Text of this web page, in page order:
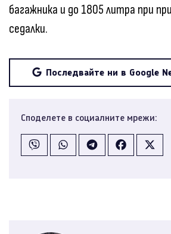
багажника и до 1805 литра при
седалки.
Последвайте ни в Google
Споделете в социалните мрежи: